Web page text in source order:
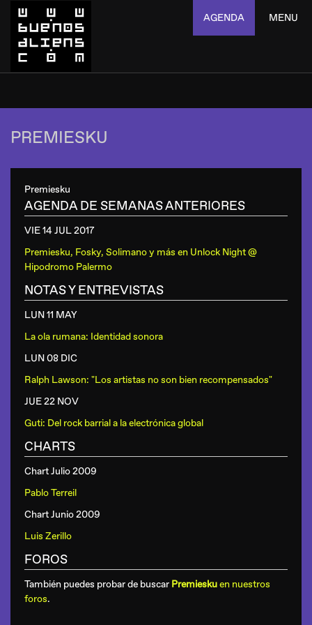
AGENDA MENU
PREMIESKU
Premiesku
AGENDA DE SEMANAS ANTERIORES
VIE 14 JUL2017
Premiesku, Fosky, Solimano y más en Unlock Night @
Hipodromo Palermo
NOTAS Y ENTREVISTAS
LUN 11 MAY
La ola rumana: Identidad sonora
LUN 08 DIC
Ralph Lawson: "Los artistas no son bien recompensados"
JUE 22 NOV
Guti: Del rock barrial a la electrónica global
CHARTS
Chart Julio 2009
Pablo Terreil
Chart Junio 2009
Luis Zerillo
FOROS
También puedes probar de buscar Premieskuen nuestros
foros.